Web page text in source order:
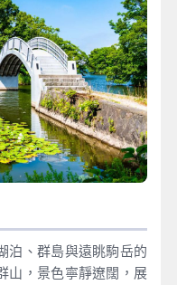
泊、群島與遠眺駒岳的
山，景色寧靜遼闊，展